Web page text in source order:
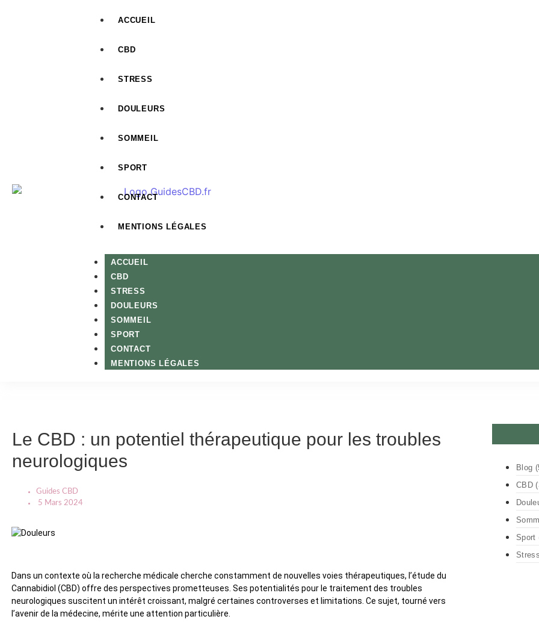
ACCUEIL
CBD
STRESS
DOULEURS
SOMMEIL
SPORT
CONTACT
MENTIONS LÉGALES
ACCUEIL
CBD
STRESS
DOULEURS
SOMMEIL
SPORT
CONTACT
MENTIONS LÉGALES
Le CBD : un potentiel thérapeutique pour les troubles
neurologiques
Guides CBD
5 Mars 2024
Dans un contexte où la recherche médicale cherche constamment de nouvelles voies thérapeutiques, l’étude du
Cannabidiol (CBD) offre des perspectives prometteuses. Ses potentialités pour le traitement des troubles
neurologiques suscitent un intérêt croissant, malgré certaines controverses et limitations. Ce sujet, tourné vers
l’avenir de la médecine, mérite une attention particulière.
Blog
CBD
Sport